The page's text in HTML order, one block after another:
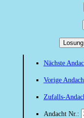
Nächste
Vorige
Zufalls-
Andacht Nr.: